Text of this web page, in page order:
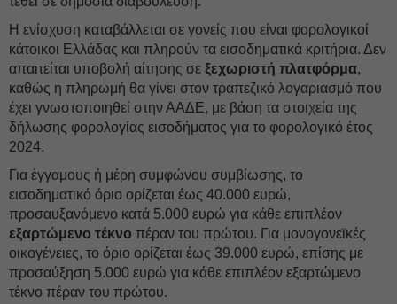
Η ενίσχυση καταβάλλεται σε γονείς που είναι φορολογικοί
κάτοικοι Ελλάδας και πληρούν τα εισοδηματικά κριτήρια. Δεν
απαιτείται υποβολή αίτησης σε ξεχωριστή πλατφόρμα,
καθώς η πληρωμή θα γίνει στον τραπεζικό λογαριασμό που
έχει γνωστοποιηθεί στην ΑΑΔΕ, με βάση τα στοιχεία της
δήλωσης φορολογίας εισοδήματος για το φορολογικό έτος
2024.
Για έγγαμους ή μέρη συμφώνου συμβίωσης, το
εισοδηματικό όριο ορίζεται έως 40.000 ευρώ,
προσαυξανόμενο κατά 5.000 ευρώ για κάθε επιπλέον
εξαρτώμενο τέκνο πέραν του πρώτου. Για μονογονεϊκές
οικογένειες, το όριο ορίζεται έως 39.000 ευρώ, επίσης με
προσαύξηση 5.000 ευρώ για κάθε επιπλέον εξαρτώμενο
τέκνο πέραν του πρώτου.